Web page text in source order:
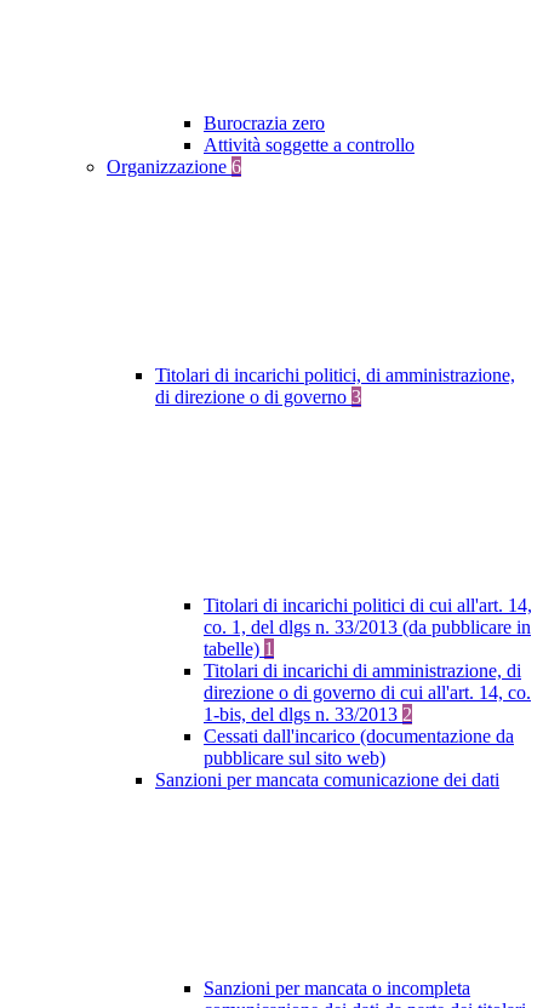
Burocrazia zero
Attività soggette a controllo
Organizzazione 6
Titolari di incarichi politici, di amministrazione,
di direzione o di governo 3
Titolari di incarichi politici di cui all'art. 14,
co. 1, del dlgs n. 33/2013 (da pubblicare in
tabelle) 1
Titolari di incarichi di amministrazione, di
direzione o di governo di cui all'art. 14, co.
1-bis, del dlgs n. 33/2013 2
Cessati dall'incarico (documentazione da
pubblicare sul sito web)
Sanzioni per mancata comunicazione dei dati
Sanzioni per mancata o incompleta